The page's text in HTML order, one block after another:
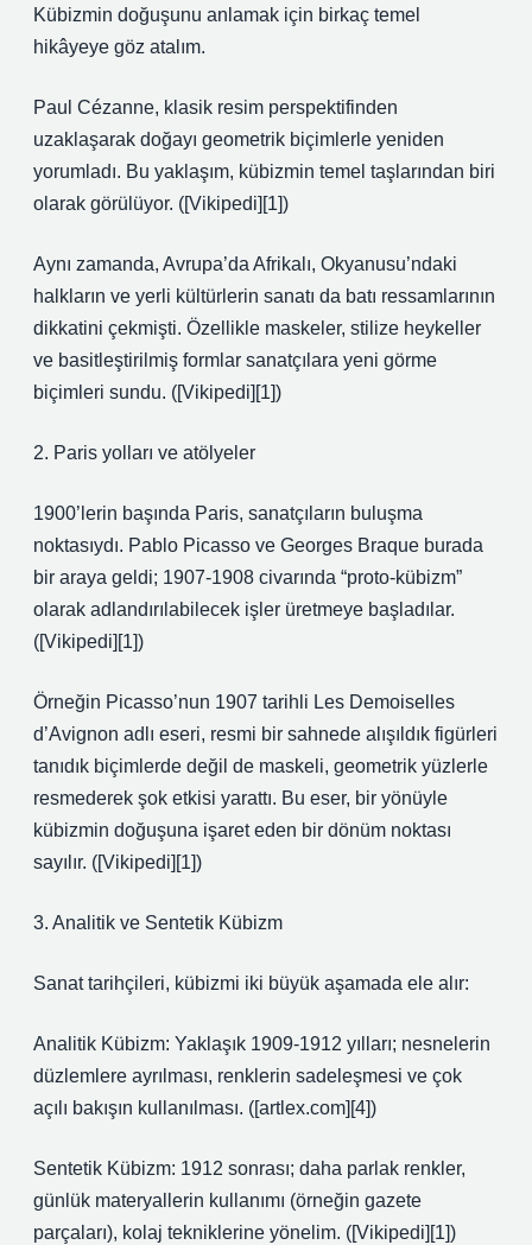
Kübizmin doğuşunu anlamak için birkaç temel
hikâyeye göz atalım.
Paul Cézanne, klasik resim perspektifinden
uzaklaşarak doğayı geometrik biçimlerle yeniden
yorumladı. Bu yaklaşım, kübizmin temel taşlarından biri
olarak görülüyor. ([Vikipedi][1])
Aynı zamanda, Avrupa’da Afrikalı, Okyanusu’ndaki
halkların ve yerli kültürlerin sanatı da batı ressamlarının
dikkatini çekmişti. Özellikle maskeler, stilize heykeller
ve basitleştirilmiş formlar sanatçılara yeni görme
biçimleri sundu. ([Vikipedi][1])
2. Paris yolları ve atölyeler
1900’lerin başında Paris, sanatçıların buluşma
noktasıydı. Pablo Picasso ve Georges Braque burada
bir araya geldi; 1907‐1908 civarında “proto‑kübizm”
olarak adlandırılabilecek işler üretmeye başladılar.
([Vikipedi][1])
Örneğin Picasso’nun 1907 tarihli Les Demoiselles
d’Avignon adlı eseri, resmi bir sahnede alışıldık figürleri
tanıdık biçimlerde değil de maskeli, geometrik yüzlerle
resmederek şok etkisi yarattı. Bu eser, bir yönüyle
kübizmin doğuşuna işaret eden bir dönüm noktası
sayılır. ([Vikipedi][1])
3. Analitik ve Sentetik Kübizm
Sanat tarihçileri, kübizmi iki büyük aşamada ele alır:
Analitik Kübizm: Yaklaşık 1909‑1912 yılları; nesnelerin
düzlemlere ayrılması, renklerin sadeleşmesi ve çok
açılı bakışın kullanılması. ([artlex.com][4])
Sentetik Kübizm: 1912 sonrası; daha parlak renkler,
günlük materyallerin kullanımı (örneğin gazete
parçaları), kolaj tekniklerine yönelim. ([Vikipedi][1])